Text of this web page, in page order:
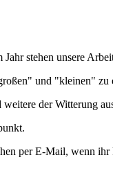
stehen unsere
und "kleinen"
der Witterung
per E-Mail, wenn ihr